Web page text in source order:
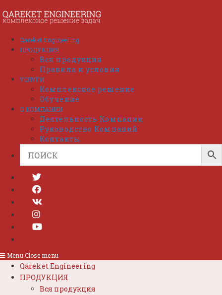
к
содержимому
Qareket Engineering
ПРОДУКЦИЯ
Вся продукция
Правила и условия
УСЛУГИ
Комплексное решение
Обучение
О КОМПАНИИ
Деятельность Компании
Руководство Компаний
Контакты
Menu Close menu
Qareket Engineering
ПРОДУКЦИЯ
Вся продукция